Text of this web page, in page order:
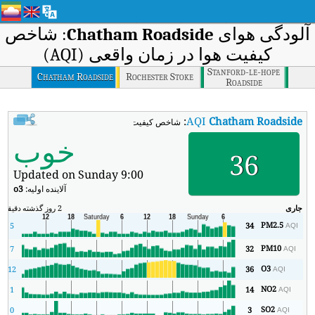
آلودگی هوای Chatham Roadside: شاخص
کیفیت هوا در زمان واقعی (AQI)
Chatham Roadside Rochester Stoke
Stanford-le-hope
Roadside
AQIChatham Roadside
: شاخص کیفیت هوای بی‌درنگ Chatham Roadside (AQI).
36 خوب
Updated on Sunday 9:00
آلاینده اولیه:o3
جاری 2 روز گذشته دقیقه
PM2.5AQI
34
5
PM10AQI
32
7
O3AQI
36
12
NO2AQI
14
1
SO2AQI
3
0